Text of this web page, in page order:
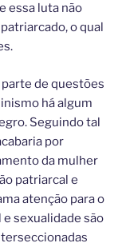
essa luta não
o qual
de questões
há algum
Seguindo tal
por
da mulher
patriarcal e
atenção para o
sexualidade são